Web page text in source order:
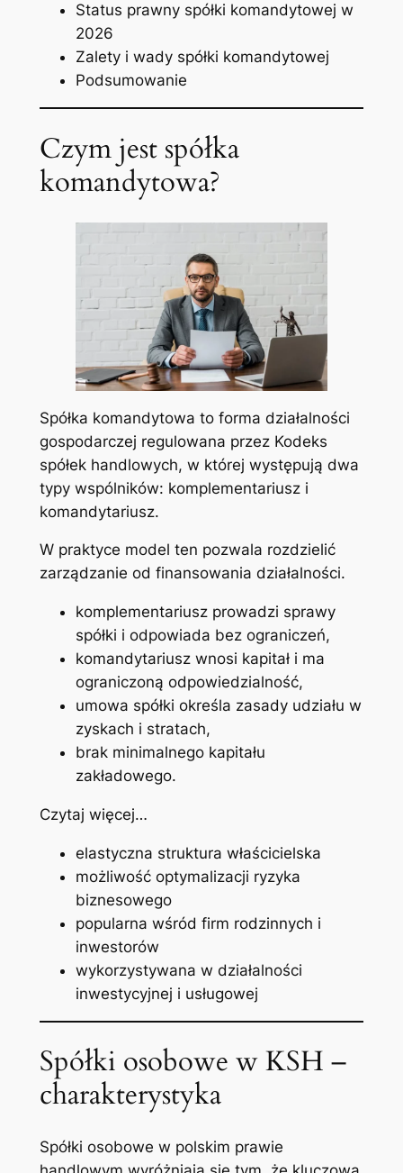
Status prawny spółki komandytowej w
2026
Zalety i wady spółki komandytowej
Podsumowanie
Czym jest spółka
komandytowa?
Spółka komandytowa to forma działalności
gospodarczej regulowana przez Kodeks
spółek handlowych, w której występują dwa
typy wspólników: komplementariusz i
komandytariusz.
W praktyce model ten pozwala rozdzielić
zarządzanie od finansowania działalności.
komplementariusz prowadzi sprawy
spółki i odpowiada bez ograniczeń,
komandytariusz wnosi kapitał i ma
ograniczoną odpowiedzialność,
umowa spółki określa zasady udziału w
zyskach i stratach,
brak minimalnego kapitału
zakładowego.
Czytaj więcej…
elastyczna struktura właścicielska
możliwość optymalizacji ryzyka
biznesowego
popularna wśród firm rodzinnych i
inwestorów
wykorzystywana w działalności
inwestycyjnej i usługowej
Spółki osobowe w KSH –
charakterystyka
Spółki osobowe w polskim prawie